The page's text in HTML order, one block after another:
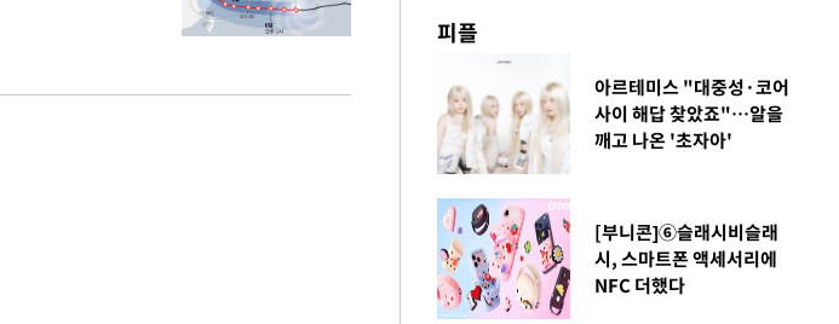
피플
아르테미스 "대중성·코어
사이 해답 찾았죠"…알을
깨고 나온 '초자아'
[부니콘]⑥슬래시비슬래
시, 스마트폰 액세서리에
NFC 더했다